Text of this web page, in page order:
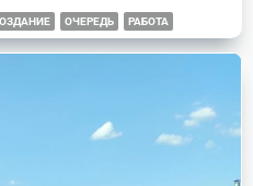
ОЧЕРЕДЬ РАБОТА